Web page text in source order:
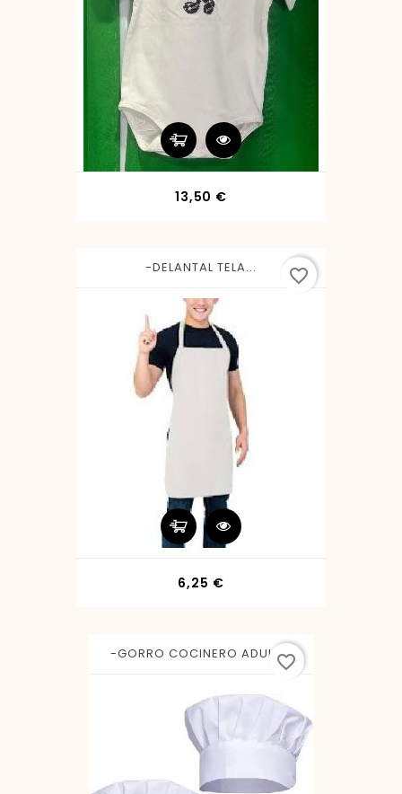
13,50 €
-DELANTAL TELA...
6,25 €Precio
favorite_border
-GORRO COCINERO ADULTO
favorite_border